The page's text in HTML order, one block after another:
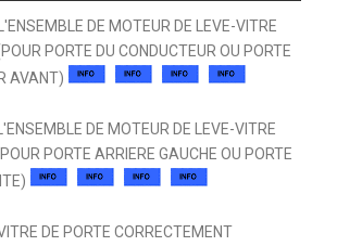
DE MOTEUR DE LEVE-VITRE
PORTE DU CONDUCTEUR OU PORTE
AVANT)
DE MOTEUR DE LEVE-VITRE
PORTE ARRIERE GAUCHE OU PORTE
DE PORTE CORRECTEMENT